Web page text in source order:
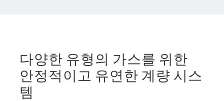
다양한 유형의 가스를 위한
안정적이고 유연한 계량 시스
템